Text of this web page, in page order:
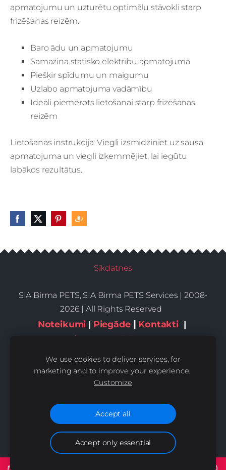
apmatojumu un uzturētu optimālu stāvokli starp
frizēšanas reizēm.
Baro ādu un apmatojumu
Samazina statisko elektrību apmatojumā
Piešķir spīdumu un maigumu
Uzlabo apmatojuma vadāmību
Ideāli piemērots lietošanai starp frizēšanas
reizēm
Lietošanas instrukcija: Viegli izsmidziniet uz sausa
apmatojuma un viegli izķemmējiet, lai iegūtu
labākos rezultātus.
Sīkdatnes
SIA Birma PETS, SIA Birma PETS Services | 2008-
2026 | All Rights Reserved
Noteikumi | Piegāde | Kontakti|
Privātums,sīkdatnes
We use cookies to deliver services, for
marketing and to improve your experience.
Customize
Accept all
Accept only essential